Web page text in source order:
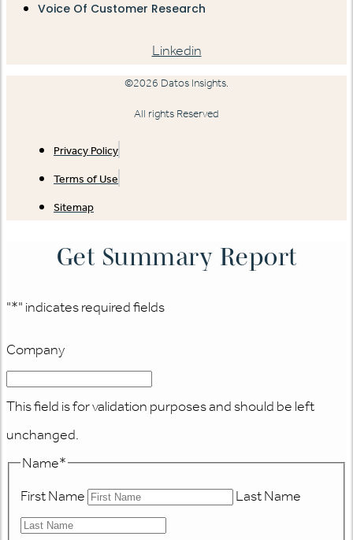
Voice Of Customer Research
Linkedin
©2026 Datos Insights.
All rights Reserved
Privacy Policy
Terms of Use
Sitemap
Get Summary Report
"*" indicates required fields
Company
This field is for validation purposes and should be left
unchanged.
Name*
First Name
Last Name